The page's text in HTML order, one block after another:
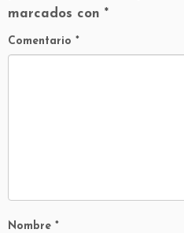
marcados con *
Comentario *
Nombre *